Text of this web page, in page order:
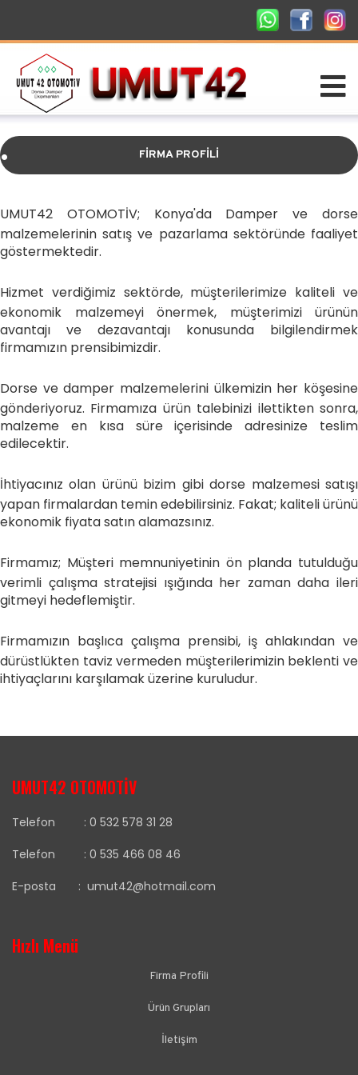
. FİRMA PROFİLİ
UMUT42 OTOMOTİV; Konya'da Damper ve dorse
malzemelerinin satış ve pazarlama sektöründe faaliyet
göstermektedir.
Hizmet verdiğimiz sektörde, müşterilerimize kaliteli ve
ekonomik malzemeyi önermek, müşterimizi ürünün
avantajı ve dezavantajı konusunda bilgilendirmek
firmamızın prensibimizdir.
Dorse ve damper malzemelerini ülkemizin her köşesine
gönderiyoruz. Firmamıza ürün talebinizi ilettikten sonra,
malzeme en kısa süre içerisinde adresinize teslim
edilecektir.
İhtiyacınız olan ürünü bizim gibi dorse malzemesi satışı
yapan firmalardan temin edebilirsiniz. Fakat; kaliteli ürünü
ekonomik fiyata satın alamazsınız.
Firmamız; Müşteri memnuniyetinin ön planda tutulduğu
verimli çalışma stratejisi ışığında her zaman daha ileri
gitmeyi hedeflemiştir.
Firmamızın başlıca çalışma prensibi, iş ahlakından ve
dürüstlükten taviz vermeden müşterilerimizin beklenti ve
ihtiyaçlarını karşılamak üzerine kuruludur.
UMUT42 OTOMOTİV
Telefon : 0 532 578 31 28
Telefon : 0 535 466 08 46
E-posta : umut42@hotmail.com
Hızlı Menü
Firma Profili
Ürün Grupları
İletişim